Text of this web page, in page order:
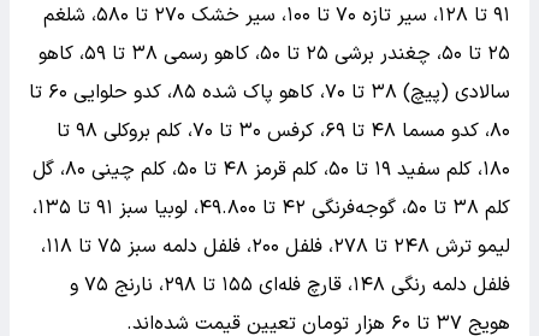
۹۱ تا ۱۲۸، سیر تازه ۷۰ تا ۱۰۰، سیر خشک ۲۷۰ تا ۵۸۰، شلغم
۲۵ تا ۵۰، چغندر برشی ۲۵ تا ۵۰، کاهو رسمی ۳۸ تا ۵۹، کاهو
سالادی (پیچ) ۳۸ تا ۷۰، کاهو پاک شده ۸۵، کدو حلوایی ۶۰ تا
۸۰، کدو مسما ۴۸ تا ۶۹، کرفس ۳۰ تا ۷۰، کلم بروکلی ۹۸ تا
۱۸۰، کلم سفید ۱۹ تا ۵۰، کلم قرمز ۴۸ تا ۵۰، کلم چینی ۸۰، گل
کلم ۳۸ تا ۵۰، گوجه‌فرنگی ۴۲ تا ۴۹.۸۰۰، لوبیا سبز ۹۱ تا ۱۳۵،
لیمو ترش ۲۴۸ تا ۲۷۸، فلفل ۲۰۰، فلفل دلمه سبز ۷۵ تا ۱۱۸،
فلفل دلمه رنگی ۱۴۸، قارچ فله‌ای ۱۵۵ تا ۲۹۸، نارنج ۷۵ و
هویج ۳۷ تا ۶۰ هزار تومان تعیین قیمت شده‌اند.